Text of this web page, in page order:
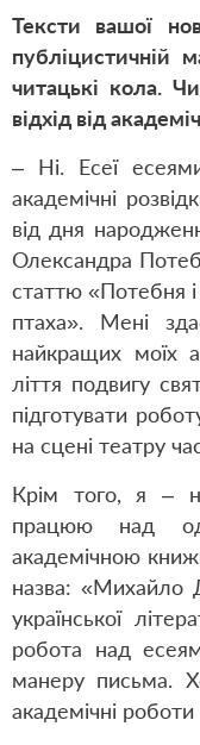
Тексти вашої
публіцистичній
читацькі кола.
відхід від
– Ні. Есеї
академічні
від дня
Олександра
статтю «Потебня
птаха». Мені
найкращих моїх
ліття подвигу
підготувати
на сцені театру
Крім того, я –
працюю над
академічною
назва: «Михайло
української
робота над
манеру письма.
академічні роботи